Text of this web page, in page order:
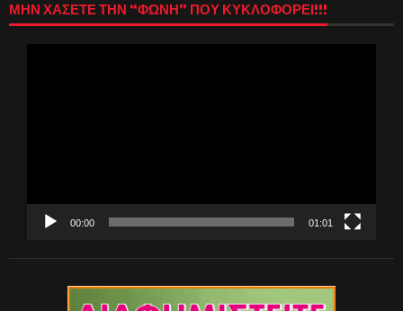
ΜΗΝ ΧΑΣΕΤΕ ΤΗΝ “ΦΩΝΗ” ΠΟΥ ΚΥΚΛΟΦΟΡΕΙ!!!
00:00 01:01